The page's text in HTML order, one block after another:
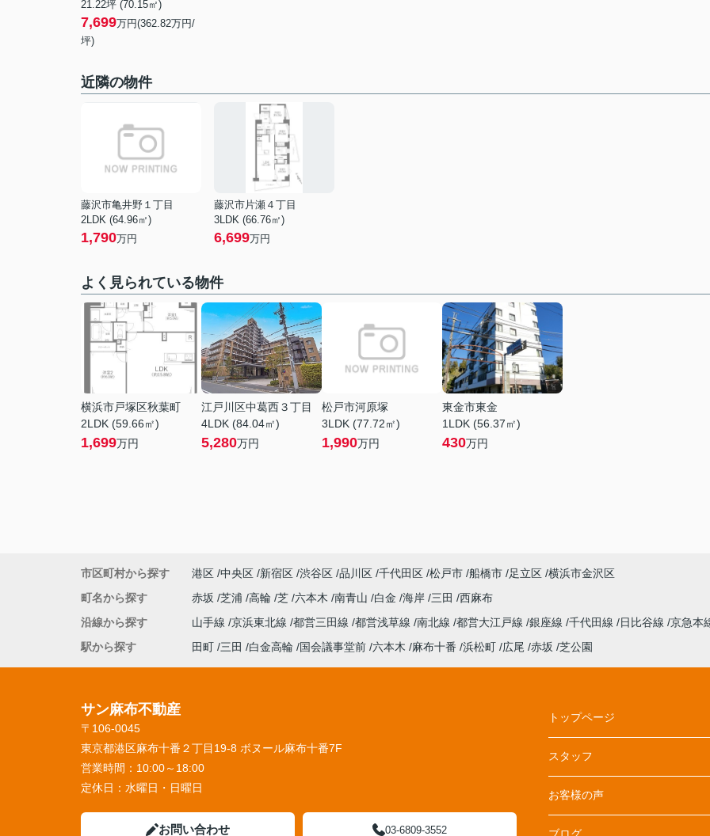
21.22坪 (70.15㎡)
7,699万円(362.82万円/
坪)
近隣の物件
藤沢市亀井野１丁目
2LDK (64.96㎡)
1,790万円
藤沢市片瀬４丁目
3LDK (66.76㎡)
6,699万円
よく見られている物件
横浜市戸塚区秋葉町
2LDK (59.66㎡)
1,699万円
江戸川区中葛西３丁目
4LDK (84.04㎡)
5,280万円
松戸市河原塚
3LDK (77.72㎡)
1,990万円
東金市東金
1LDK (56.37㎡)
430万円
市区町村から探す 港区 中央区 新宿区 渋谷区 品川区 千代田区 松戸市 船橋市 足立区 横浜市金沢区
町名から探す
赤坂 芝浦 高輪 芝 六本木 南青山 白金 海岸 三田
西麻布
沿線から探す
山手線 京浜東北線 都営三田線 都営浅草線 南北線 都営大江戸線 銀座線 千代田線 日比谷線 京急本
駅から探す
田町 三田 白金高輪 国会議事堂前 六本木 麻布十番 浜松町 広尾 赤坂 芝公園
サン麻布不動産
〒106-0045
東京都港区麻布十番２丁目19-8 ボヌール麻布十番7F
営業時間： 10:00～18:00
定休日： 水曜日・日曜日
お問い合わせ 03-6809-3552
トップページ
スタッフ
お客様の声